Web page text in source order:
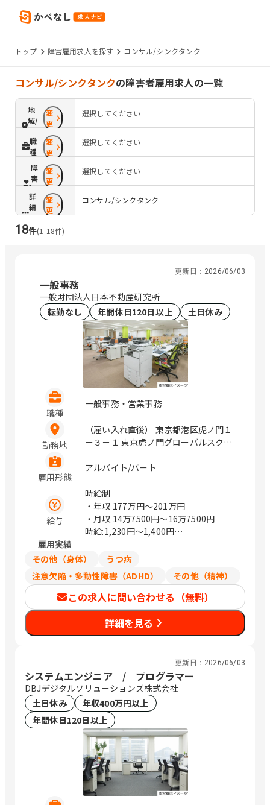
トップ 障害雇用求人を探す コンサル/シンクタンク
コンサル/シンクタンクの障害者雇用求人の一覧
地
域/
路
線
変
更
選択してください
職
種
変
更
選択してください
障
害
配
慮
変
更
選択してください
詳
細
条
件
変
更
コンサル/シンクタンク
18件(1 -18件)
更新日： 2026/06/03
一般事務
一般財団法人日本不動産研究所
転勤なし
年間休日120日以上 土日休み
職種
一般事務・営業事務
勤務地
（雇い入れ直後） 東京都港区虎ノ門１
ー３－１ 東京虎ノ門グローバルスクエ
雇用形態
アルバイト/パート
給与
時給制
・年収 177万円〜201万円
・月収 14万7500円〜16万7500円
時給:1,230円～1,400円
目安金額です。
雇用実績
その他（身体）
うつ病
注意欠陥・多動性障害（ADHD）
その他（精神）
この求人に問い合わせる（無料）
詳細を見る
更新日： 2026/06/03
システムエンジニア / プログラマー
DBJデジタルソリューションズ株式会社
土日休み
年収400万円以上
年間休日120日以上